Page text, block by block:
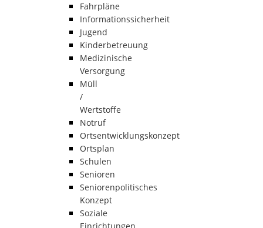
Fahrpläne
Informationssicherheit
Jugend
Kinderbetreuung
Medizinische
Versorgung
Müll
/
Wertstoffe
Notruf
Ortsentwicklungskonzept
Ortsplan
Schulen
Senioren
Seniorenpolitisches
Konzept
Soziale
Einrichtungen